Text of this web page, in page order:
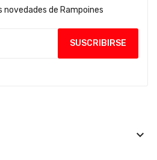
novedades de Rampoines
keyboard_arrow_down